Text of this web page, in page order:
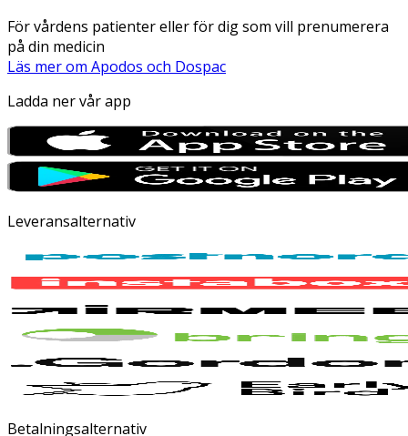
För vårdens patienter eller för dig som vill prenumerera
på din medicin
Läs mer om Apodos och Dospac
Ladda ner vår app
Leveransalternativ
Betalningsalternativ